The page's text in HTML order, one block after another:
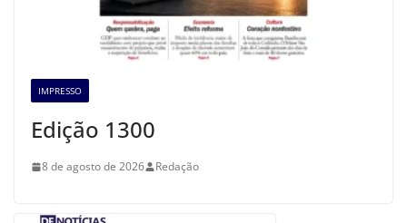
IMPRESSO
Edição 1300
8 de agosto de 2026 Redação